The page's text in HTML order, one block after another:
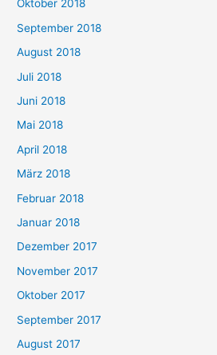
Oktober 2018
September 2018
August 2018
Juli 2018
Juni 2018
Mai 2018
April 2018
März 2018
Februar 2018
Januar 2018
Dezember 2017
November 2017
Oktober 2017
September 2017
August 2017